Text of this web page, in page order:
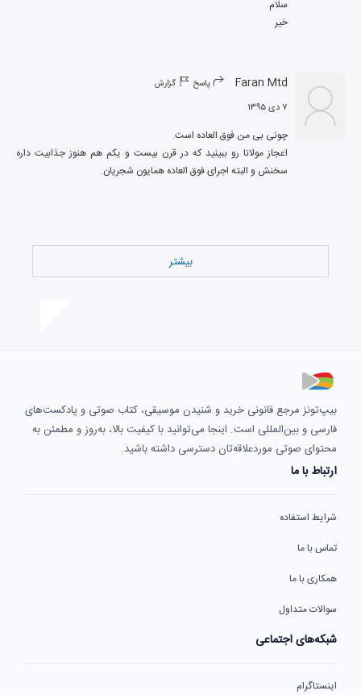
خیر
Faran Mtd پاسخ گزارش
۷ دی ۱۳۹۵
سخنش و البته اجرای فوق العاده همایون شجریان.
بیشتر
بیپ‌تونز مرجع قانونی خرید و شنیدن موسیقی، کتاب صوتی و پادکست‌های
فارسی و بین‌المللی است. اینجا می‌توانید با کیفیت بالا، به‌روز و مطمئن به
محتوای صوتی موردعلاقه‌تان دسترسی داشته باشید.
ارتباط با ما
شرایط استفاده
تماس با ما
همکاری با ما
سوالات متداول
شبکه‌های اجتماعی
اینستاگرام